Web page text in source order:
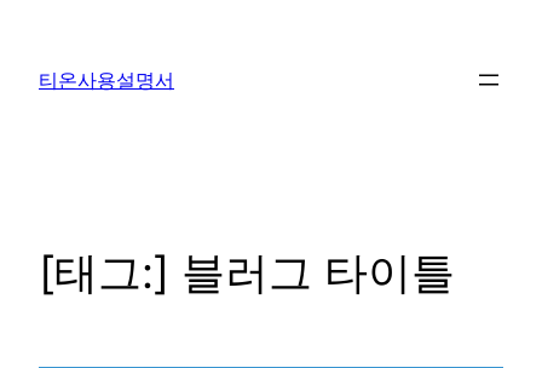
티온사용설명서
[태그:] 블러그 타이틀